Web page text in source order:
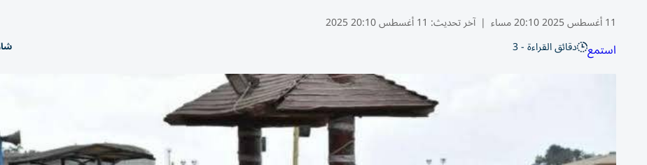
11 أغسطس 2025 20:10 مساء | آخر تحديث: 11 أغسطس 20:10 2025
استمع دقائق القراءة - 3